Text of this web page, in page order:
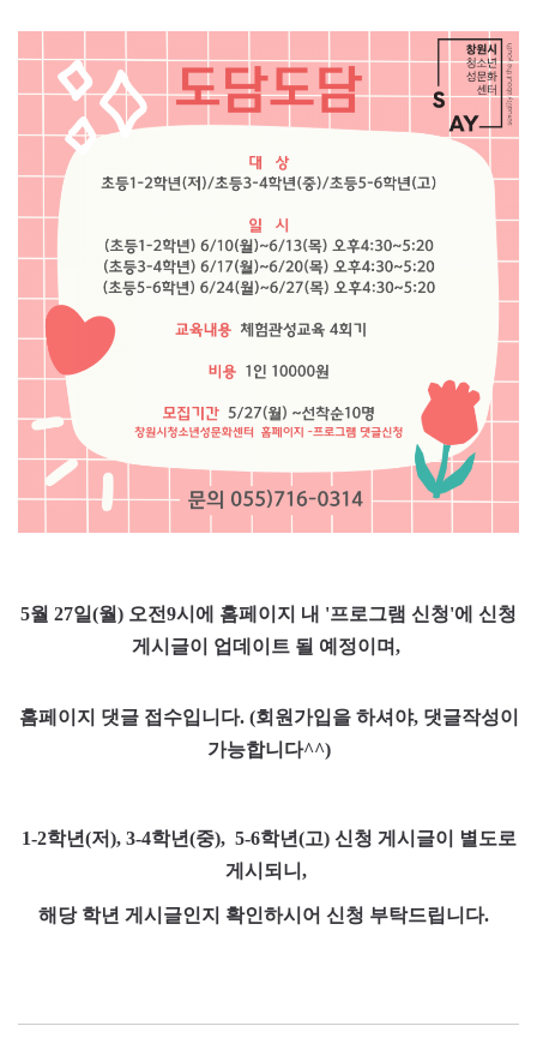
5월 27일(월) 오전9시에 홈페이지 내 '프로그램 신청'에 신청
게시글이 업데이트 될 예정이며,
홈페이지 댓글 접수입니다. (회원가입을 하셔야, 댓글작성이
가능합니다^^)
1-2학년(저), 3-4학년(중), 5-6학년(고) 신청 게시글이 별도로
게시되니,
해당 학년 게시글인지 확인하시어 신청 부탁드립니다.